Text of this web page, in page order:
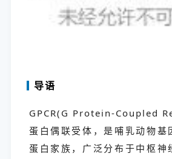
导语
GPCR(G Protein-Coupled
蛋白偶联受体，是哺乳动物基
蛋白家族，广泛分布于中枢神